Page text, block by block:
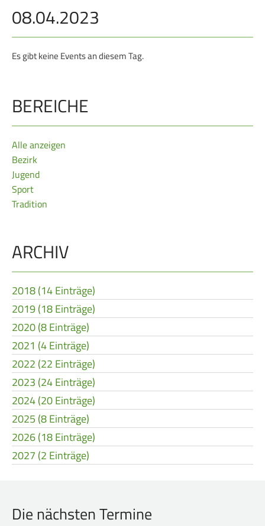
08.04.2023
Es gibt keine Events an diesem Tag.
BEREICHE
Alle anzeigen
Bezirk
Jugend
Sport
Tradition
ARCHIV
2018 (14 Einträge)
2019 (18 Einträge)
2020 (8 Einträge)
2021 (4 Einträge)
2022 (22 Einträge)
2023 (24 Einträge)
2024 (20 Einträge)
2025 (8 Einträge)
2026 (18 Einträge)
2027 (2 Einträge)
Die nächsten Termine
Bogen
DAMEN
Damen im Schützensport
Bezirkspokal
Frauen Ü40
BREITENSPORT
überspringen